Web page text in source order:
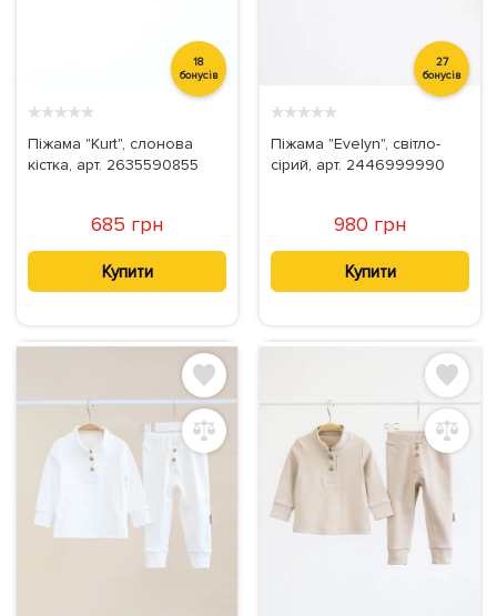
18
бонусів
★★★★★
Піжама "Kurt", слонова
кістка, арт. 2635590855
685 грн
Купити
27
бонусів
★★★★★
Піжама "Evelyn", світло-
сірий, арт. 2446999990
980 грн
Купити